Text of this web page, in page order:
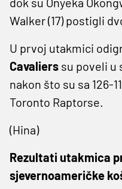
Walker (17) postigli
U prvoj utakmici
Cavaliers su poveli u
nakon što su sa 126-
Toronto Raptorse.
(Hina)
Rezultati utakmica
sjevernoameričke